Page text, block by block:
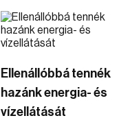
Ellenállóbbá tennék
hazánk energia- és
vízellátását